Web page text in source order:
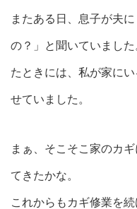
またある日、息子が夫
の？」と聞いていまし
たときには、私が家に
せていました。
まぁ、そこそこ家のカ
てきたかな。
これからもカギ修業を